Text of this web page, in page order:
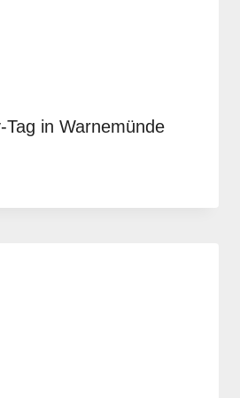
Tag in Warnemünde